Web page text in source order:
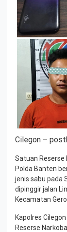
Cilegon –
Satuan Reserse
Polda Banten
jenis sabu pada
dipinggir jalan
Kecamatan
Kapolres
Reserse